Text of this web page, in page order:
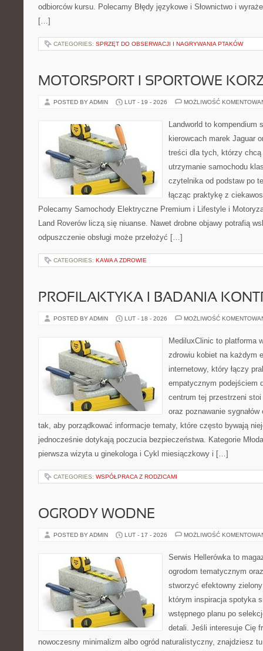
odbiorców kursu. Polecamy Błędy językowe i Słownictwo i
[…]
CATEGORIES: SPRZĘT DO OBSERWACJI I NAGRYWANIA PTAKÓW
MOTORSPORT I SPORTOWE
POSTED BY ADMIN LUT - 19 - 2026 MOŻLIWOŚĆ
Landworld to kompendium
kierowcach marek Jaguar
treści dla tych, którzy chcą
utrzymanie samochodu
czytelnika od podstaw po
łącząc praktykę z
Polecamy Samochody Elektryczne Premium i Lifestyle i
Land Roverów liczą się niuanse. Nawet drobne objawy potrafią
odpuszczenie obsługi może przełożyć […]
CATEGORIES: KAWA A ZDROWIE
PROFILAKTYKA I BADANIA
POSTED BY ADMIN LUT - 18 - 2026 MOŻLIWOŚĆ
MediluxClinic to platforma
zdrowiu kobiet na każdym
internetowy, który łączy
empatycznym podejściem
centrum tej przestrzeni
oraz poznawanie
tak, aby porządkować informacje tematy, które często bywają
jednocześnie dotykają poczucia bezpieczeństwa. Kategorie
pierwsza wizyta u ginekologa i Cykl miesiączkowy i […]
CATEGORIES: WSPÓŁPRACA Z RODZICAMI
OGRODY WODNE
POSTED BY ADMIN LUT - 17 - 2026 MOŻLIWOŚĆ
Serwis Hellerówka to
ogrodom tematycznym
stworzyć efektowny
którym inspiracja spotyka
wstępnego planu po
detali. Jeśli interesuje Cię
nowoczesny minimalizm albo ogród naturalistyczny, znajdziesz